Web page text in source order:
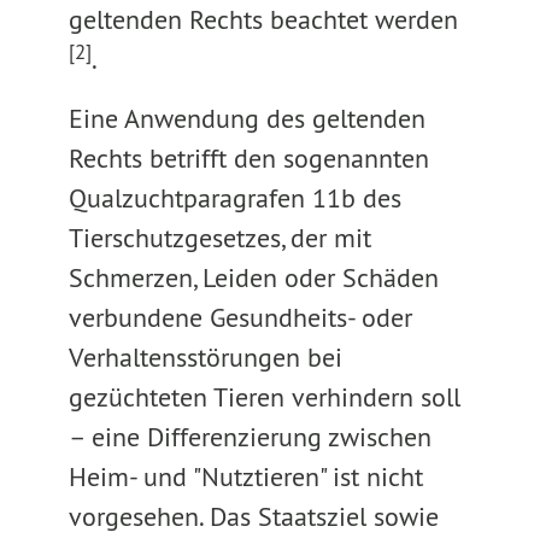
geltenden Rechts beachtet werden
[2].
Eine Anwendung des geltenden
Rechts betrifft den sogenannten
Qualzuchtparagrafen 11b des
Tierschutzgesetzes, der mit
Schmerzen, Leiden oder Schäden
verbundene Gesundheits- oder
Verhaltensstörungen bei
gezüchteten Tieren verhindern soll
– eine Differenzierung zwischen
Heim- und "Nutztieren" ist nicht
vorgesehen. Das Staatsziel sowie